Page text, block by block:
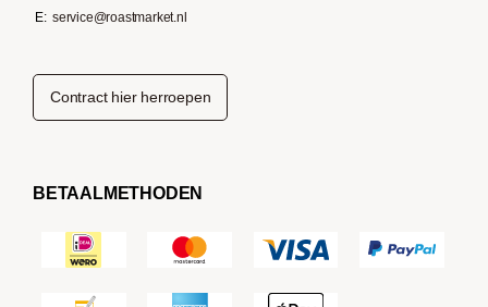
E: service@roastmarket.nl
Contract hier herroepen
BETAALMETHODEN